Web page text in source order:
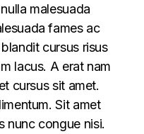
malesuada
fames ac
cursus risus
lacus. A erat nam
cursus sit amet.
Sit amet
nunc congue nisi.